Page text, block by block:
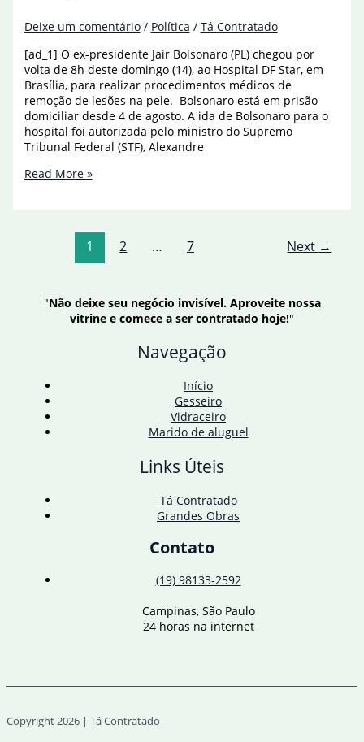
Deixe um comentário / Política / Tá Contratado
[ad_1] O ex-presidente Jair Bolsonaro (PL) chegou por
volta de 8h deste domingo (14), ao Hospital DF Star, em
Brasília, para realizar procedimentos médicos de
remoção de lesões na pele. Bolsonaro está em prisão
domiciliar desde 4 de agosto. A ida de Bolsonaro para o
hospital foi autorizada pelo ministro do Supremo
Tribunal Federal (STF), Alexandre
Autorizado
Brasília
Read More »
1 2 … 7 Next →
"Não deixe seu negócio invisível. Aproveite nossa
vitrine e comece a ser contratado hoje!"
Navegação
Início
Gesseiro
Vidraceiro
Marido de aluguel
Links Úteis
Tá Contratado
Grandes Obras
Contato
(19) 98133-2592
Campinas, São Paulo
24 horas na internet
Copyright 2026 | Tá Contratado